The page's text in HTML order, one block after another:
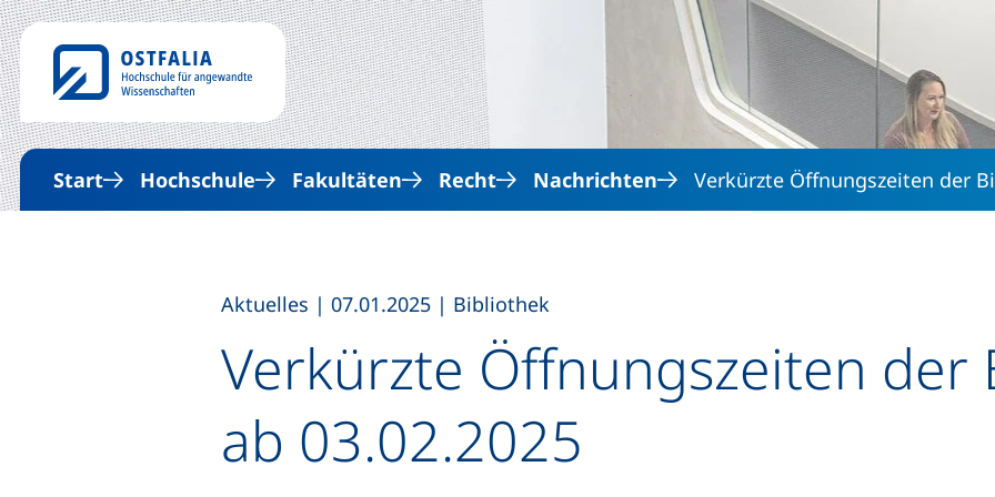
Direkt zum Inhalt
Start Hochschule Fakultäten Recht Nachrichten Verkürzte Öffnungszeiten der
Verkürzte Öffnungszeiten der
ab 03.02.2025
Aktuelles | 07.01.2025 | Bibliothek